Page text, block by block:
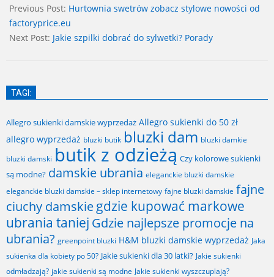
01-
28
Previous Post: Hurtownia swetrów zobacz stylowe nowości od
factoryprice.eu
Next Post: Jakie szpilki dobrać do sylwetki? Porady
TAGI:
Allegro sukienki damskie wyprzedaż Allegro sukienki do 50 zł
allegro wyprzedaż bluzki butik bluzki dam bluzki damkie
bluzki damski butik z odzieżą Czy kolorowe sukienki
są modne? damskie ubrania eleganckie bluzki damskie
eleganckie bluzki damskie – sklep internetowy fajne bluzki damskie fajne
ciuchy damskiegdzie kupować markowe
ubrania taniej Gdzie najlepsze promocje na
ubrania? greenpoint bluzki H&M bluzki damskie wyprzedaż Jaka
sukienka dla kobiety po 50? Jakie sukienki dla 30 latki? Jakie sukienki
odmładzają? jakie sukienki są modne Jakie sukienki wyszczuplają?